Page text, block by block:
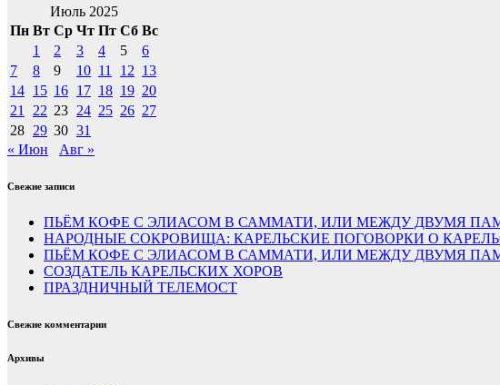
Июль 2025
Пн Вт Ср Чт Пт Сб Вс
1
2 3 4 5
6
7
8 9 10 11 12 13
14 15 16 17 18 19 20
21
22 23 24 25 26 27
28 29 30 31
« Июн
Авг »
Свежие записи
ПЬЁМ КОФЕ С ЭЛИАСОМ В САММАТИ, ИЛИ МЕЖДУ ДВУМЯ
НАРОДНЫЕ СОКРОВИЩА: КАРЕЛЬСКИЕ ПОГОВОРКИ О
ПЬЁМ КОФЕ С ЭЛИАСОМ В САММАТИ, ИЛИ МЕЖДУ ДВУМЯ
СОЗДАТЕЛЬ КАРЕЛЬСКИХ ХОРОВ
ПРАЗДНИЧНЫЙ ТЕЛЕМОСТ
Свежие комментарии
Архивы